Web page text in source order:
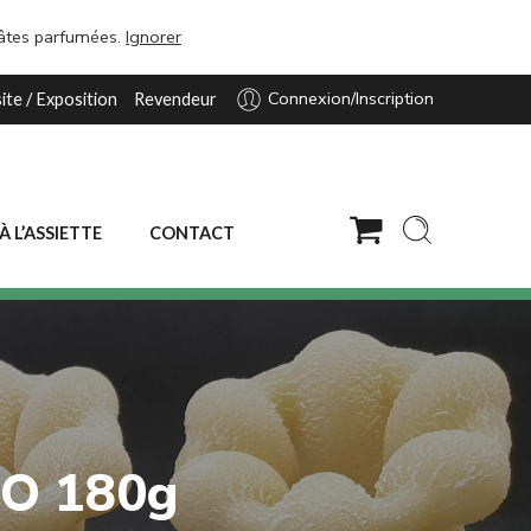
parfumées. Ignorer
/ Exposition Revendeur Connexion/Inscription
L’ASSIETTE CONTACT
180g